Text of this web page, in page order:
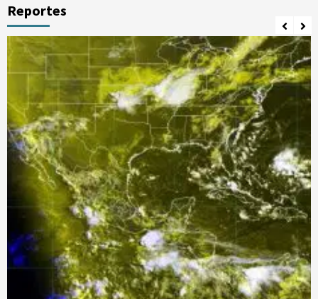
Reportes